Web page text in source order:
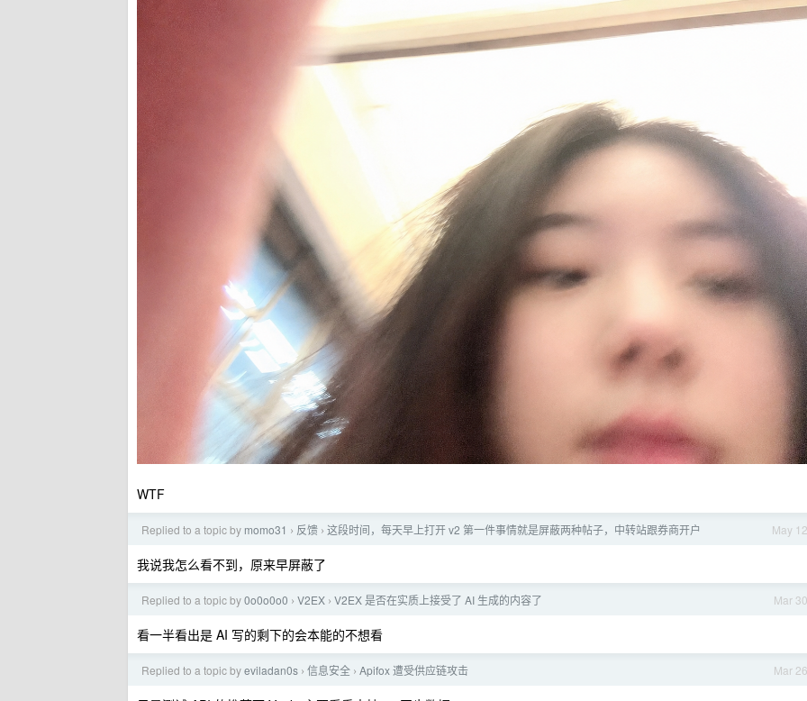
WTF
May 12
Replied to a topic by momo31 › 反馈 › 这段时间，每天早上打开 v2 第一件事情就是屏蔽两种帖子，中转站跟券商开户
我说我怎么看不到，原来早屏蔽了
Mar 30
Replied to a topic by0o0o0o0 › V2EX › V2EX 是否在实质上接受了 AI 生成的内容了
看一半看出是 AI 写的剩下的会本能的不想看
Mar 26
Replied to a topic byeviladan0s › 信息安全 › Apifox 遭受供应链攻击